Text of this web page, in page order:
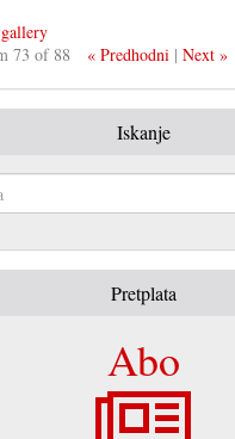
73 of 88
« Predhodni| Next »
Iskanje
Pretplata
Abo